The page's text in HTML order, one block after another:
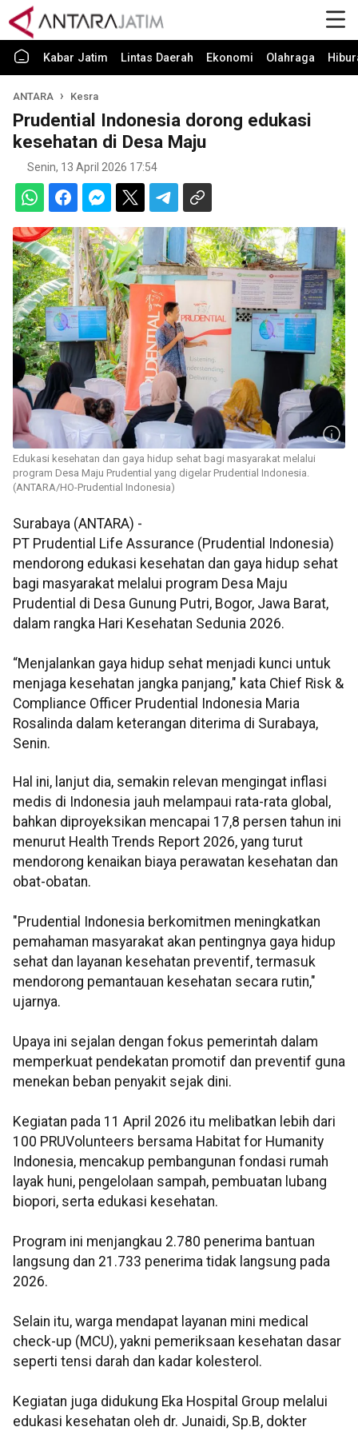
Kabar Jatim Lintas Daerah Ekonomi Olahraga
ANTARA Kesra
Prudential Indonesia dorong edukasi
kesehatan di Desa Maju
Senin, 13 April 2026 17:54
Edukasi kesehatan dan gaya hidup sehat bagi masyarakat melalui
program Desa Maju Prudential yang digelar Prudential Indonesia.
(ANTARA/HO-Prudential Indonesia)
Surabaya (ANTARA) -
PT Prudential Life Assurance (Prudential Indonesia)
mendorong edukasi kesehatan dan gaya hidup sehat
bagi masyarakat melalui program Desa Maju
Prudential di Desa Gunung Putri, Bogor, Jawa Barat,
dalam rangka Hari Kesehatan Sedunia 2026.
“Menjalankan gaya hidup sehat menjadi kunci untuk
menjaga kesehatan jangka panjang," kata Chief Risk &
Compliance Officer Prudential Indonesia Maria
Rosalinda dalam keterangan diterima di Surabaya,
Senin.
Hal ini, lanjut dia, semakin relevan mengingat inflasi
medis di Indonesia jauh melampaui rata-rata global,
bahkan diproyeksikan mencapai 17,8 persen tahun ini
menurut Health Trends Report 2026, yang turut
mendorong kenaikan biaya perawatan kesehatan dan
obat-obatan.
"Prudential Indonesia berkomitmen meningkatkan
pemahaman masyarakat akan pentingnya gaya hidup
sehat dan layanan kesehatan preventif, termasuk
mendorong pemantauan kesehatan secara rutin,"
ujarnya.
Upaya ini sejalan dengan fokus pemerintah dalam
memperkuat pendekatan promotif dan preventif guna
menekan beban penyakit sejak dini.
Kegiatan pada 11 April 2026 itu melibatkan lebih dari
100 PRUVolunteers bersama Habitat for Humanity
Indonesia, mencakup pembangunan fondasi rumah
layak huni, pengelolaan sampah, pembuatan lubang
biopori, serta edukasi kesehatan.
Program ini menjangkau 2.780 penerima bantuan
langsung dan 21.733 penerima tidak langsung pada
2026.
Selain itu, warga mendapat layanan mini medical
check-up (MCU), yakni pemeriksaan kesehatan dasar
seperti tensi darah dan kadar kolesterol.
Kegiatan juga didukung Eka Hospital Group melalui
edukasi kesehatan oleh dr. Junaidi, Sp.B, dokter